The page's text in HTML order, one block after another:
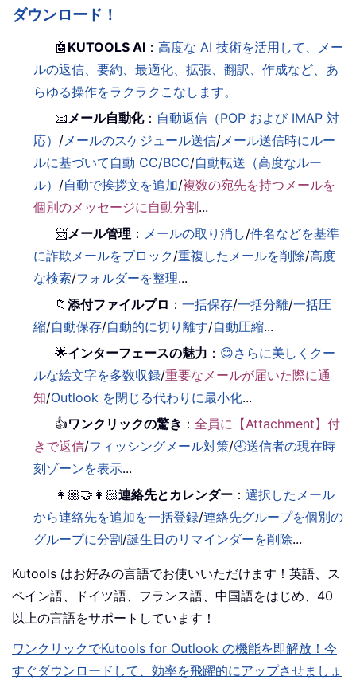
ダウンロード！
🤖 KUTOOLS AI ：高度な AI 技術を活用して、メー
ルの返信、要約、最適化、拡張、翻訳、作成など、あ
らゆる操作をラクラクこなします。
📧メール自動化： 自動返信（POP および IMAP 対
応） /メールのスケジュール送信/メール送信時にルー
ルに基づいて自動 CC/BCC/自動転送（高度なルー
ル） /自動で挨拶文を追加/複数の宛先を持つメールを
個別のメッセージに自動分割...
📨メール管理 ： メールの取り消し/件名などを基準
に詐欺メールをブロック/重複したメールを削除/高度
な検索/フォルダーを整理...
📁添付ファイルプロ ：一括保存/一括分離/一括圧
縮/自動保存/自動的に切り離す/自動圧縮...
🌟インターフェースの魅力 ： 😊さらに美しくクー
ルな絵文字を多数収録/重要なメールが届いた際に通
知/Outlook を閉じる代わりに最小化...
👍ワンクリックの驚き ：全員に【Attachment】付
きで返信/フィッシングメール対策/🕘送信者の現在時
刻ゾーンを表示...
👩🏼‍🤝‍👩🏻連絡先とカレンダー ：選択したメール
から連絡先を追加を一括登録/連絡先グループを個別の
グループに分割/誕生日のリマインダーを削除...
Kutools はお好みの言語でお使いいただけます！英語、ス
ペイン語、ドイツ語、フランス語、中国語をはじめ、40
以上の言語をサポートしています！
ワンクリックでKutools for Outlook の機能を即解放！今
すぐダウンロードして、効率を飛躍的にアップさせましょ